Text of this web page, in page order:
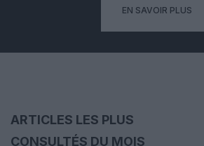
EN SAVOIR PLUS
ARTICLES LES PLUS
CONSULTÉS DU MOIS